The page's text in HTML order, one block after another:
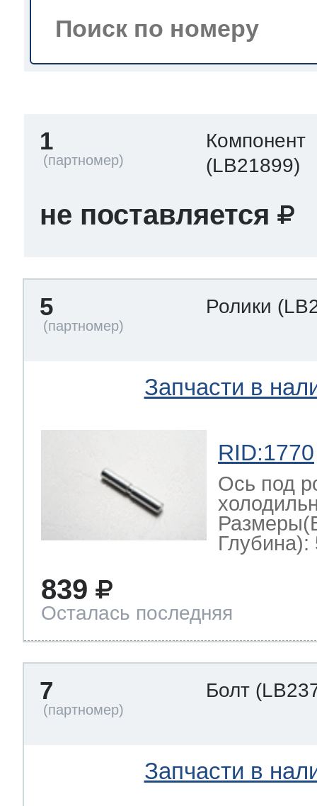
по уходу
холод.камер
1
Компонент
(LB21899)
не поставляется
5 Ролики
Запчасти в
RID:1770
Ось под
Глубина):
839
Осталась последняя
7 Болт
Запчасти в